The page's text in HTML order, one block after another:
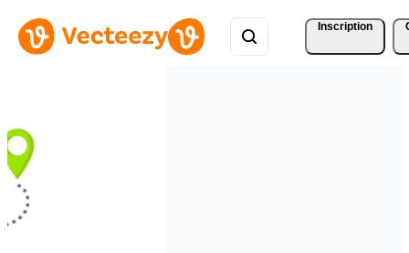
Inscription